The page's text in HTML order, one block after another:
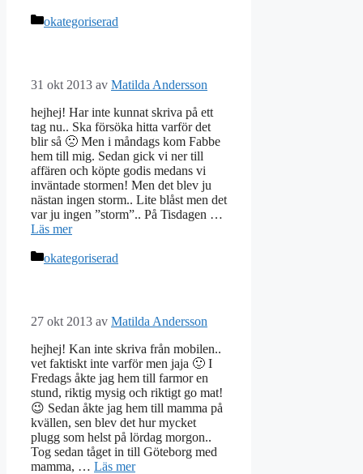
Kategorier
okategoriserad
31 okt 2013 av Matilda Andersson
hejhej! Har inte kunnat skriva på ett
tag nu.. Ska försöka hitta varför det
blir så 🙁 Men i måndags kom Fabbe
hem till mig. Sedan gick vi ner till
affären och köpte godis medans vi
inväntade stormen! Men det blev ju
nästan ingen storm.. Lite blåst men det
var ju ingen ”storm”.. På Tisdagen …
Läs mer
Kategorier
okategoriserad
27 okt 2013 av Matilda Andersson
hejhej! Kan inte skriva från mobilen..
vet faktiskt inte varför men jaja 🙂 I
Fredags åkte jag hem till farmor en
stund, riktig mysig och riktigt go mat!
😉 Sedan åkte jag hem till mamma på
kvällen, sen blev det hur mycket
plugg som helst på lördag morgon..
Tog sedan tåget in till Göteborg med
mamma, … Läs mer